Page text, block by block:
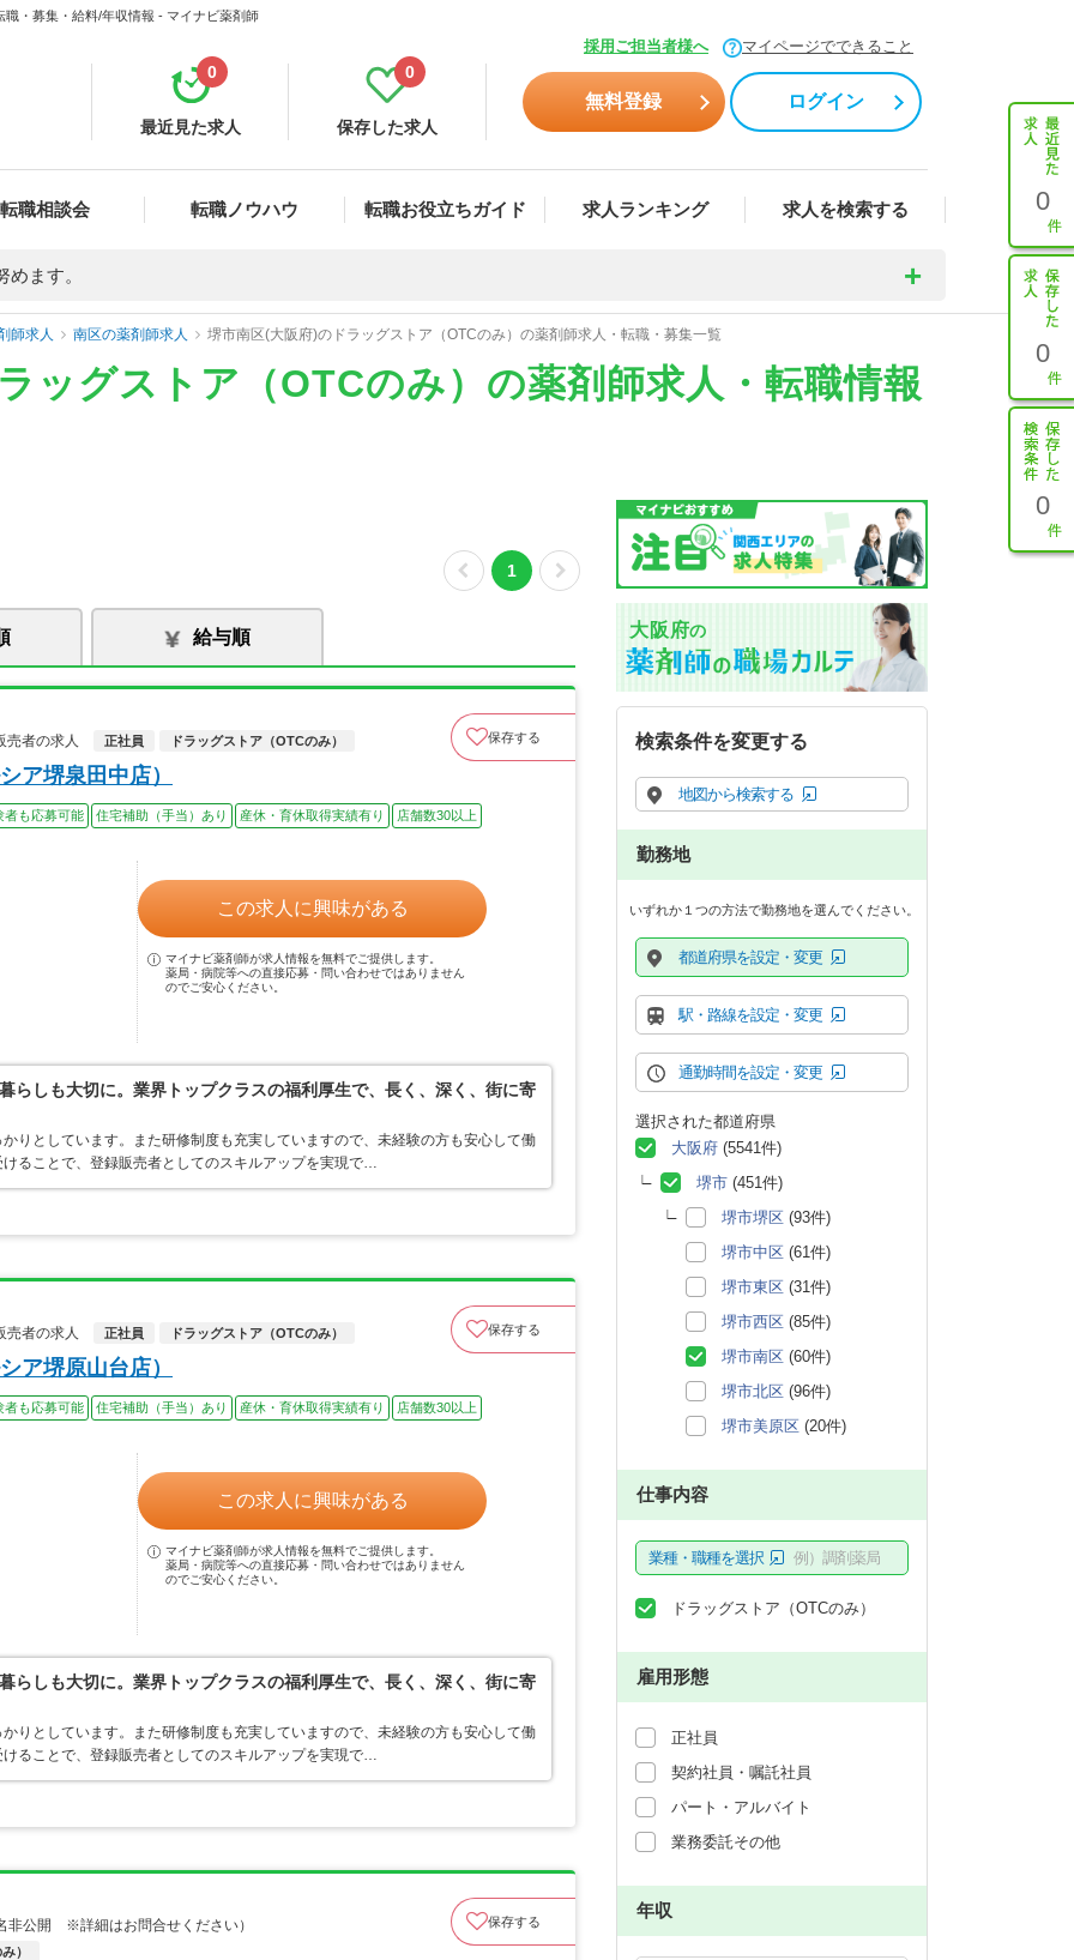
・募集・給料/年収情報 - マイナビ薬剤師
採用ご担当者様へ マイページでできること
最近見た求人
0
保存した求人
0
無料登録 ログイン
転職相談会 転職ノウハウ 転職お役立ちガイド 求人ランキング 求人を検索する 0
0
0
ます。
師求人 南区の薬剤師求人 堺市南区(大阪府)のドラッグストア（OTCのみ）の薬剤師求人・転職・募集一覧
ッグストア（OTCのみ）の薬剤師求人・転職情報
1
給与順
者の求人 正社員 ドラッグストア（OTCのみ） 保存する
ア堺泉田中店）
者も応募可能 住宅補助（手当）あり 産休・育休取得実績有り 店舗数30以上
この求人に興味がある
マイナビ薬剤師が求人情報を無料でご提供します。
薬局・病院等への直接応募・問い合わせではありません
のでご安心ください。
らしも大切に。業界トップクラスの福利厚生で、長く、深く、街に寄
りとしています。また研修制度も充実していますので、未経験の方も安心して働
ることで、登録販売者としてのスキルアップを実現で…
者の求人 正社員 ドラッグストア（OTCのみ） 保存する
ア堺原山台店）
者も応募可能 住宅補助（手当）あり 産休・育休取得実績有り 店舗数30以上
この求人に興味がある
マイナビ薬剤師が求人情報を無料でご提供します。
薬局・病院等への直接応募・問い合わせではありません
のでご安心ください。
らしも大切に。業界トップクラスの福利厚生で、長く、深く、街に寄
りとしています。また研修制度も充実していますので、未経験の方も安心して働
ることで、登録販売者としてのスキルアップを実現で…
非公開 ※詳細はお問合せください）
）
保存する
大阪府の
検索条件を変更する
地図から検索する
勤務地
いずれか１つの方法で勤務地を選んでください。
都道府県を設定・変更
駅・路線を設定・変更
通勤時間を設定・変更
選択された都道府県
大阪府 (5541件)
堺市 (451件)
堺市堺区 (93件)
堺市中区 (61件)
堺市東区 (31件)
堺市西区 (85件)
堺市南区 (60件)
堺市北区 (96件)
堺市美原区 (20件)
仕事内容
業種・職種を選択 例）調剤薬局
ドラッグストア（OTCのみ）
雇用形態
正社員
契約社員・嘱託社員
パート・アルバイト
業務委託その他
年収